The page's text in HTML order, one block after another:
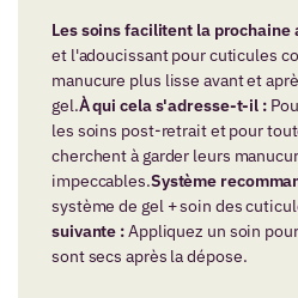
Les soins facilitent la prochaine
et l'adoucissant pour cuticules
manucure plus lisse avant et
gel.À qui cela s'adresse-t-il :
les soins post-retrait et pour
cherchent à garder leurs
impeccables.Système
système de gel + soin des
suivante :Appliquez un soin
sont secs après la dépose.